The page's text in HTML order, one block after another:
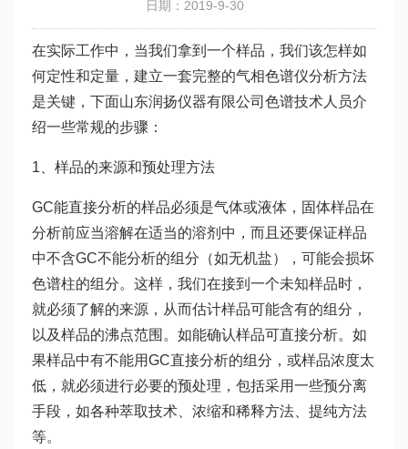
日期：2019-9-30
在实际工作中，当我们拿到一个样品，我们该怎样如
何定性和定量，建立一套完整的气相色谱仪分析方法
是关键，下面山东润扬仪器有限公司色谱技术人员介
绍一些常规的步骤：
1、样品的来源和预处理方法
GC能直接分析的样品必须是气体或液体，固体样品在
分析前应当溶解在适当的溶剂中，而且还要保证样品
中不含GC不能分析的组分（如无机盐），可能会损坏
色谱柱的组分。这样，我们在接到一个未知样品时，
就必须了解的来源，从而估计样品可能含有的组分，
以及样品的沸点范围。如能确认样品可直接分析。如
果样品中有不能用GC直接分析的组分，或样品浓度太
低，就必须进行必要的预处理，包括采用一些预分离
手段，如各种萃取技术、浓缩和稀释方法、提纯方法
等。